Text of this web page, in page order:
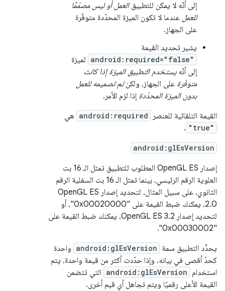
إلى أنّه لا يمكن للتطبيقالعمل أو ليس مصمّمًا
للعمل عندما لا تكون الميزة المحدّدة متوفّرة
على الجهاز.
يشير تحديد القيمة
android:required="false" لميزة
إلى أنّهيستخدم التطبيق الميزة إذا كانت
متوفّرة على الجهاز، ولكنتم تصميمه للعمل
بدون الميزة المحدّدة إذا لزم الأمر.
القيمة التلقائية للعنصر
android:required هي
"true"
.
android:glEsVersion
إصدار OpenGL ES المطلوب للتطبيق تمثل الـ 16 بت
العلوية الرقم الرئيسي، بينما تمثل الـ 16 بت السفلية الرقم
الثانوي. على سبيل المثال، لتحديد إصدار OpenGL ES
2.0، يمكنك ضبط القيمة على "0x00020000"، أو
لتحديد إصدار OpenGL ES 3.2، يمكنك ضبط القيمة على
"0x00030002".
يحدِّد التطبيق سمة android:glEsVersion واحدة
كحدّ أقصى في بيانه. وإذا حدّدت أكثر من قيمة واحدة، يتم
استخدام android:glEsVersion التي تتضمن
القيمة الأعلى رقميًا ويتم تجاهل أي قيم أخرى.